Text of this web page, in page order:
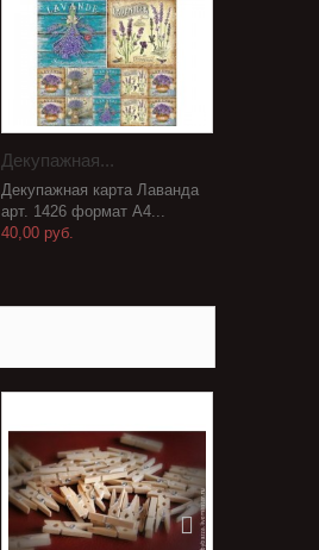
Декупажная...
Декупажная карта Лаванда
арт. 1426 формат А4...
40,00 руб.